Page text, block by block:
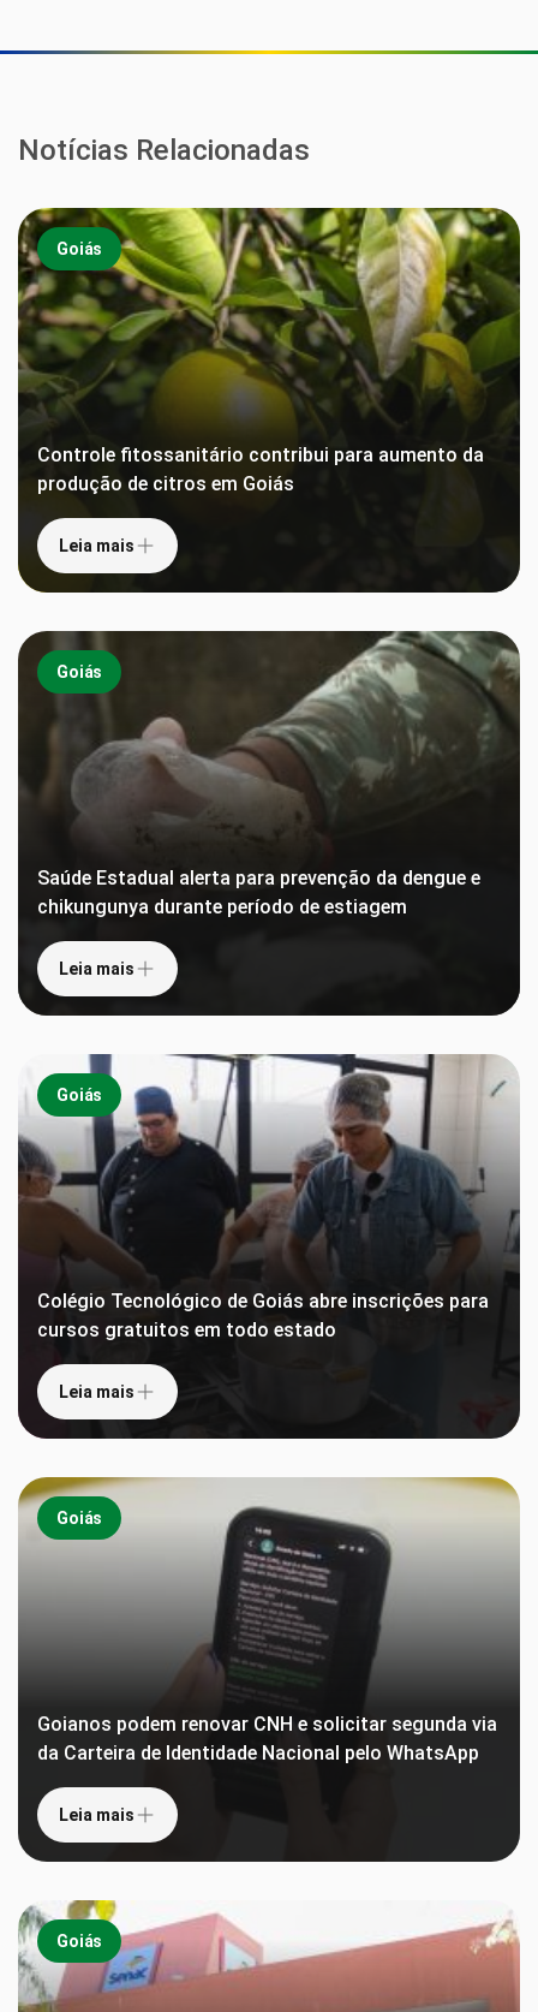
Notícias Relacionadas
Goiás
Controle fitossanitário contribui para aumento da
produção de citros em Goiás
Leia mais
Goiás
Saúde Estadual alerta para prevenção da dengue e
chikungunya durante período de estiagem
Leia mais
Goiás
Colégio Tecnológico de Goiás abre inscrições para
cursos gratuitos em todo estado
Leia mais
Goiás
Goianos podem renovar CNH e solicitar segunda via
da Carteira de Identidade Nacional pelo WhatsApp
Leia mais
Goiás